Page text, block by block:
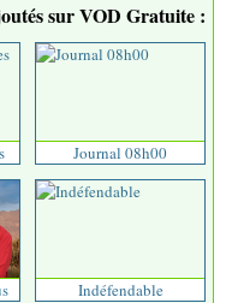
sur VOD Gratuite :
Journal 08h00
Indéfendable